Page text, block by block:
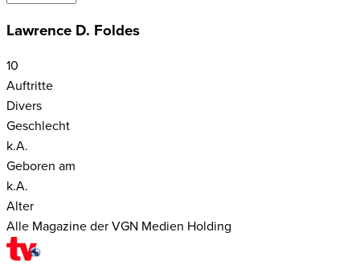
Lawrence D. Foldes
10
Auftritte
Divers
Geschlecht
k.A.
Geboren am
k.A.
Alter
Alle Magazine der VGN Medien Holding